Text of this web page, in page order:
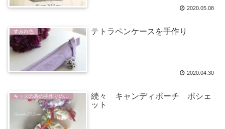
2020.05.08
すみれ色 テトラペンケースを手作り
2020.04.30
続々 キャンディポーチ ポシェ
ット